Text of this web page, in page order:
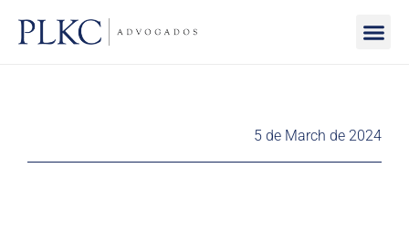
5 de March de 2024